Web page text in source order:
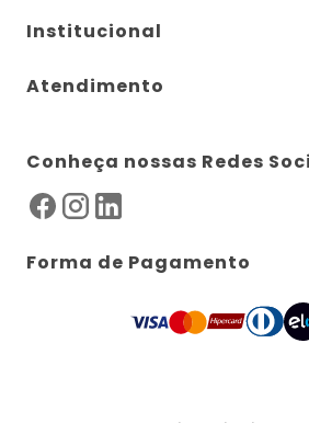
Institucional
Atendimento
Conheça nossas Redes
Forma de Pagamento